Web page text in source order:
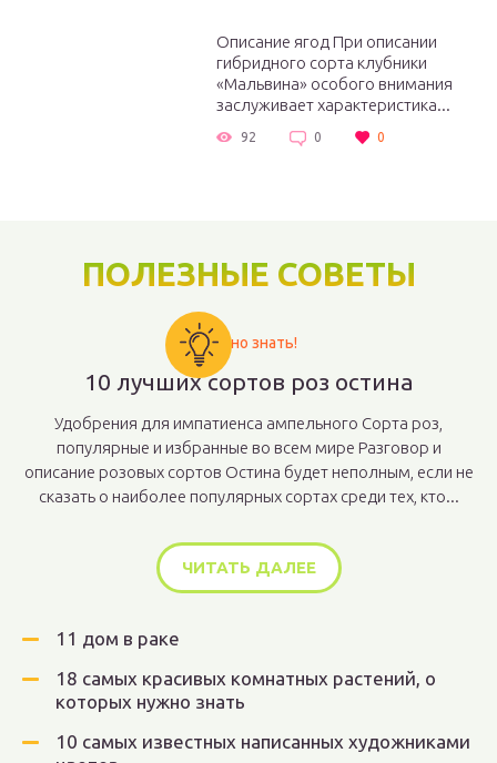
Описание ягод При описании
гибридного сорта клубники
«Мальвина» особого внимания
заслуживает характеристика...
92 0 0
ПОЛЕЗНЫЕ СОВЕТЫ
Важно знать!
10 лучших сортов роз остина
Удобрения для импатиенса ампельного Сорта роз,
популярные и избранные во всем мире Разговор и
описание розовых сортов Остина будет неполным, если не
сказать о наиболее популярных сортах среди тех, кто...
ЧИТАТЬ ДАЛЕЕ
11 дом в раке
18 самых красивых комнатных растений, о
которых нужно знать
10 самых известных написанных художниками